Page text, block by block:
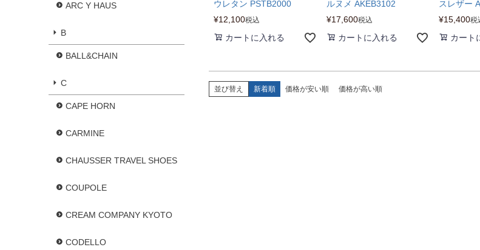
ARC Y HAUS
B
BALL&CHAIN
C
CAPE HORN
CARMINE
CHAUSSER TRAVEL SHOES
COUPOLE
CREAM COMPANY KYOTO
CODELLO
ウレタン PSTB2000
¥12,100税込
カートに入れる
ルヌメ AKEB3102
¥17,600税込
カートに入れる
スレザー
¥15,400税
カート
並び替え 新着順 価格が安い順 価格が高い順